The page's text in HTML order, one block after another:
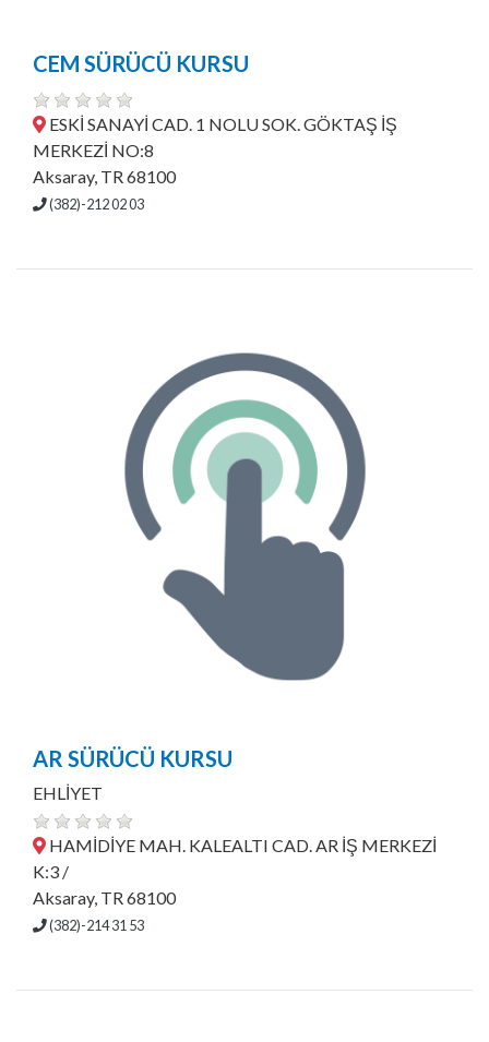
CEM SÜRÜCÜ KURSU
ESKİ SANAYİ CAD. 1 NOLU SOK. GÖKTAŞ İŞ
MERKEZİ NO:8
Aksaray, TR 68100
(382)-212 02 03
AR SÜRÜCÜ KURSU
EHLİYET
HAMİDİYE MAH. KALEALTI CAD. AR İŞ MERKEZİ
K:3 /
Aksaray, TR 68100
(382)-214 31 53